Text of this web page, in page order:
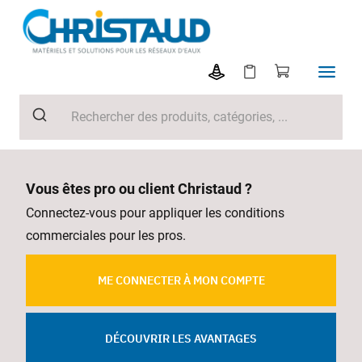
Vous êtes pro ou client Christaud ?
Connectez-vous pour appliquer les conditions
commerciales pour les pros.
ME CONNECTER À MON COMPTE
DÉCOUVRIR LES AVANTAGES